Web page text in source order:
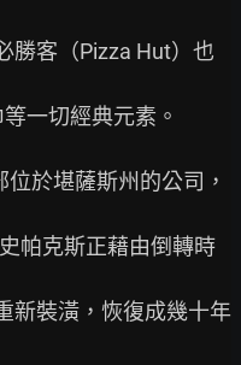
勝客（Pizza Hut）也
一切經典元素。
於堪薩斯州的公司，
帕克斯正藉由倒轉時
新裝潢，恢復成幾十年